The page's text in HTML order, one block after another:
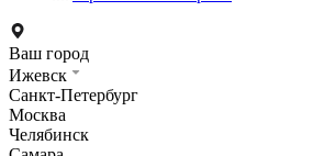
Ваш город
Ижевск
Санкт-Петербург
Москва
Челябинск